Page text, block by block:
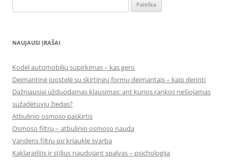
NAUJAUSI ĮRAŠAI
Kodėl automobilių supirkimas – kas gero
Deimantinė juostelė su skirtingų formų deimantais – kaip derinti
Dažniausiai užduodamas klausimas: ant kurios rankos nešiojamas
sužadėtuvių žiedas?
Atbulinio osmoso paskirtis
Osmoso filtrų – atbulinio osmoso nauda
Vandens filtrų po kriaukle svarba
Kaklaraištis ir stilius naudojant spalvas – psichologija